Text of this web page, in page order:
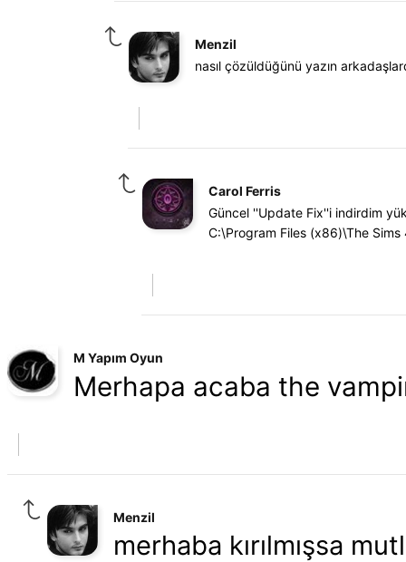
Menzil
nasıl çözüldüğünü yazın
Carol Ferris
Güncel ''Update Fix''i indirdim
C:\Program Files (x86)\The Sims
M Yapım Oyun
Merhapa acaba the
Menzil
merhaba kırılmışsa